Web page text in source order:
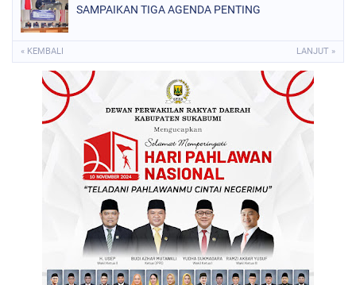
SAMPAIKAN TIGA AGENDA PENTING
« KEMBALI LANJUT »